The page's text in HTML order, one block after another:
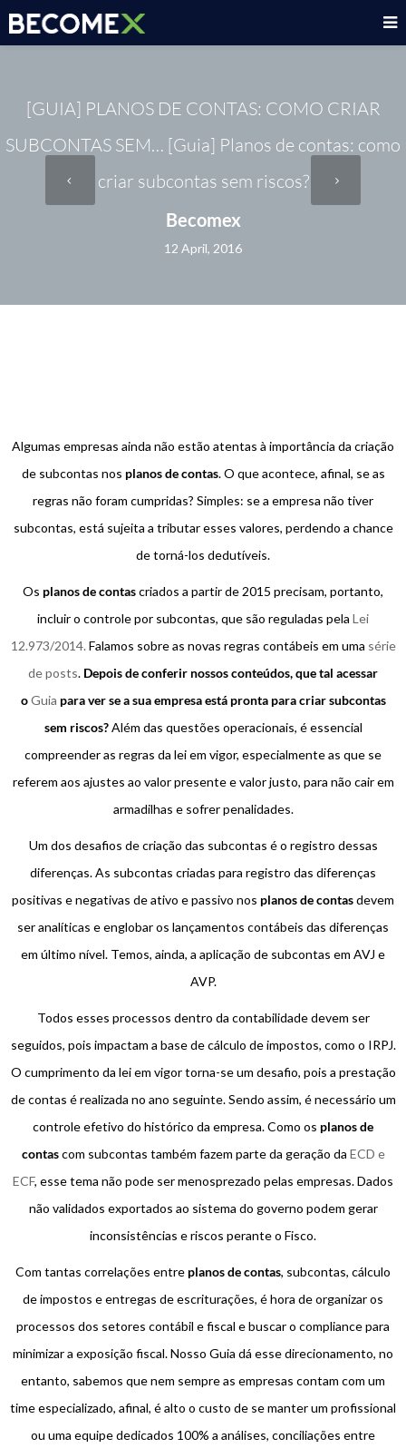
[GUIA] PLANOS DE CONTAS: COMO CRIAR
SUBCONTAS SEM… [Guia] Planos de contas: como
criar subcontas sem riscos?
Becomex
12 April, 2016
Algumas empresas ainda não estão atentas à importância da criação
de subcontas nos planos de contas. O que acontece, afinal, se as
regras não foram cumpridas? Simples: se a empresa não tiver
subcontas, está sujeita a tributar esses valores, perdendo a chance
de torná-los dedutíveis.
Os planos de contascriados a partir de 2015 precisam, portanto,
incluir o controle por subcontas, que são reguladas pela Lei
12.973/2014. Falamos sobre as novas regras contábeis em uma série
de posts. Depois de conferir nossos conteúdos, que tal acessar
oGuia para ver se a sua empresa está pronta para criar subcontas
sem riscos?Além das questões operacionais, é essencial
compreender as regras da lei em vigor, especialmente as que se
referem aos ajustes ao valor presente e valor justo, para não cair em
armadilhas e sofrer penalidades.
Um dos desafios de criação das subcontas é o registro dessas
diferenças. As subcontas criadas para registro das diferenças
positivas e negativas de ativo e passivo nos planos de contasdevem
ser analíticas e englobar os lançamentos contábeis das diferenças
em último nível. Temos, ainda, a aplicação de subcontas em AVJ e
AVP.
Todos esses processos dentro da contabilidade devem ser
seguidos, pois impactam a base de cálculo de impostos, como o IRPJ.
O cumprimento da lei em vigor torna-se um desafio, pois a prestação
de contas é realizada no ano seguinte. Sendo assim, é necessário um
controle efetivo do histórico da empresa. Como os planos de
contascom subcontas também fazem parte da geração da ECD e
ECF, esse tema não pode ser menosprezado pelas empresas. Dados
não validados exportados ao sistema do governo podem gerar
inconsistências e riscos perante o Fisco.
Com tantas correlações entre planos de contas, subcontas, cálculo
de impostos e entregas de escriturações, é hora de organizar os
processos dos setores contábil e fiscal e buscar o compliance para
minimizar a exposição fiscal. Nosso Guia dá esse direcionamento, no
entanto, sabemos que nem sempre as empresas contam com um
time especializado, afinal, é alto o custo de se manter um profissional
ou uma equipe dedicados 100% a análises, conciliações entre